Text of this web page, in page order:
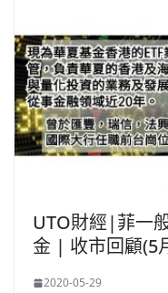
UTO財經|菲一
金 | 收市回顧(5
2020-05-29